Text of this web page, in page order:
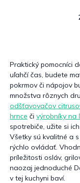
Praktický pomocníci
uľahčí čas, budete
pokrmov či nápojov
množstva rôznych
odšťavovačov
hrnce či výrobníky na
spotrebiče, užite si
Všetky sú kvalitné a
rýchlo ovládať.
príležitosti osláv,
naozaj jednoduché
v tej kuchyni baví.